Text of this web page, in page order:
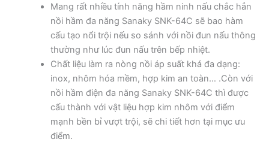
Mang rất nhiều tính năng hầm ninh nấu chắc hẳn
nồi hầm đa năng Sanaky SNK-64C sẽ bao hàm
cấu tạo nổi trội nếu so sánh với nồi đun nấu thông
thường như lúc đun nấu trên bếp nhiệt.
Chất liệu làm ra nòng nồi áp suất khá đa dạng:
inox, nhôm hóa mềm, hợp kim an toàn… .Còn với
nồi hầm điện đa năng Sanaky SNK-64C thì được
cấu thành với vật liệu hợp kim nhôm với điểm
mạnh bền bỉ vượt trội, sẽ chi tiết hơn tại mục ưu
điểm.